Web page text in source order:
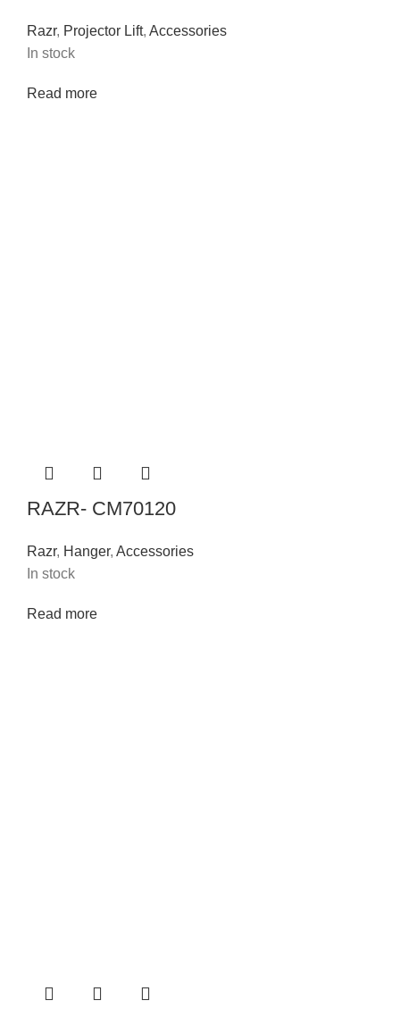
Razr, Projector Lift, Accessories
In stock
Read more
RAZR- CM70120
Razr, Hanger, Accessories
In stock
Read more